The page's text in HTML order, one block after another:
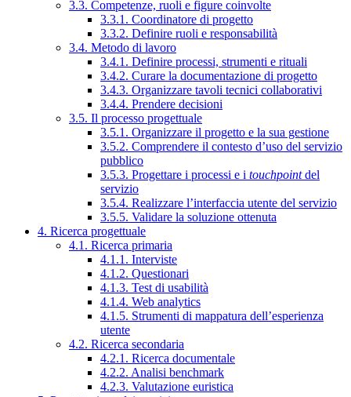
3.3. Competenze, ruoli e figure coinvolte
3.3.1. Coordinatore di progetto
3.3.2. Definire ruoli e responsabilità
3.4. Metodo di lavoro
3.4.1. Definire processi, strumenti e rituali
3.4.2. Curare la documentazione di progetto
3.4.3. Organizzare tavoli tecnici collaborativi
3.4.4. Prendere decisioni
3.5. Il processo progettuale
3.5.1. Organizzare il progetto e la sua gestione
3.5.2. Comprendere il contesto d’uso del servizio
pubblico
3.5.3. Progettare i processi e i touchpointdel
servizio
3.5.4. Realizzare l’interfaccia utente del servizio
3.5.5. Validare la soluzione ottenuta
4. Ricerca progettuale
4.1. Ricerca primaria
4.1.1. Interviste
4.1.2. Questionari
4.1.3. Test di usabilità
4.1.4. Web analytics
4.1.5. Strumenti di mappatura dell’esperienza
utente
4.2. Ricerca secondaria
4.2.1. Ricerca documentale
4.2.2. Analisi benchmark
4.2.3. Valutazione euristica